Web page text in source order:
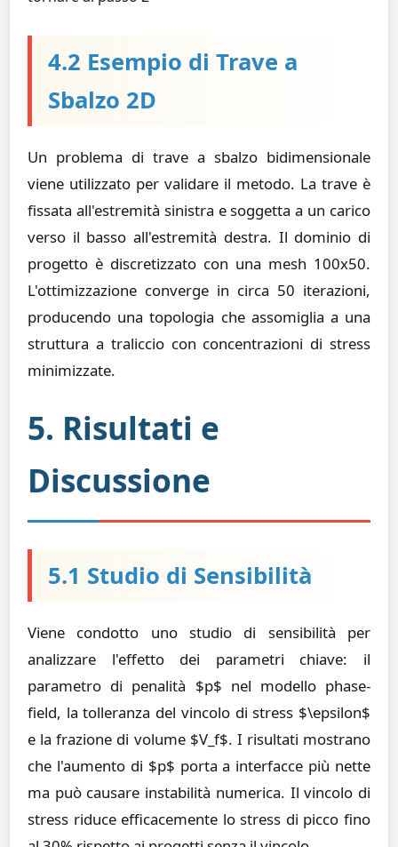
4.2 Esempio di Trave a
Sbalzo 2D
Un problema di trave a sbalzo bidimensionale
viene utilizzato per validare il metodo. La trave è
fissata all'estremità sinistra e soggetta a un carico
verso il basso all'estremità destra. Il dominio di
progetto è discretizzato con una mesh 100x50.
L'ottimizzazione converge in circa 50 iterazioni,
producendo una topologia che assomiglia a una
struttura a traliccio con concentrazioni di stress
minimizzate.
5. Risultati e
Discussione
5.1 Studio di Sensibilità
Viene condotto uno studio di sensibilità per
analizzare l'effetto dei parametri chiave: il
parametro di penalità $p$ nel modello phase-
field, la tolleranza del vincolo di stress $\epsilon$
e la frazione di volume $V_f$. I risultati mostrano
che l'aumento di $p$ porta a interfacce più nette
ma può causare instabilità numerica. Il vincolo di
stress riduce efficacemente lo stress di picco fino